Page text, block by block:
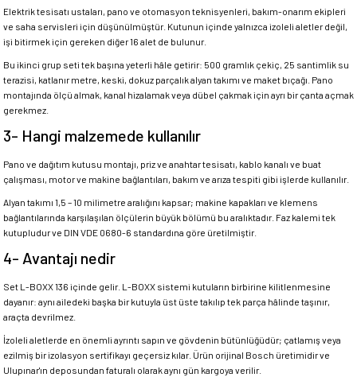
Elektrik tesisatı ustaları, pano ve otomasyon teknisyenleri, bakım-onarım ekipleri
ve saha servisleri için düşünülmüştür. Kutunun içinde yalnızca izoleli aletler değil,
işi bitirmek için gereken diğer 16 alet de bulunur.
Bu ikinci grup seti tek başına yeterli hâle getirir: 500 gramlık çekiç, 25 santimlik su
terazisi, katlanır metre, keski, dokuz parçalık alyan takımı ve maket bıçağı. Pano
montajında ölçü almak, kanal hizalamak veya dübel çakmak için ayrı bir çanta açmak
gerekmez.
3- Hangi malzemede kullanılır
Pano ve dağıtım kutusu montajı, priz ve anahtar tesisatı, kablo kanalı ve buat
çalışması, motor ve makine bağlantıları, bakım ve arıza tespiti gibi işlerde kullanılır.
Alyan takımı 1,5 – 10 milimetre aralığını kapsar; makine kapakları ve klemens
bağlantılarında karşılaşılan ölçülerin büyük bölümü bu aralıktadır. Faz kalemi tek
kutupludur ve DIN VDE 0680-6 standardına göre üretilmiştir.
4- Avantajı nedir
Set L-BOXX 136 içinde gelir. L-BOXX sistemi kutuların birbirine kilitlenmesine
dayanır: aynı ailedeki başka bir kutuyla üst üste takılıp tek parça hâlinde taşınır,
araçta devrilmez.
İzoleli aletlerde en önemli ayrıntı sapın ve gövdenin bütünlüğüdür; çatlamış veya
ezilmiş bir izolasyon sertifikayı geçersiz kılar. Ürün orijinal Bosch üretimidir ve
Ulupınar'ın deposundan faturalı olarak aynı gün kargoya verilir.